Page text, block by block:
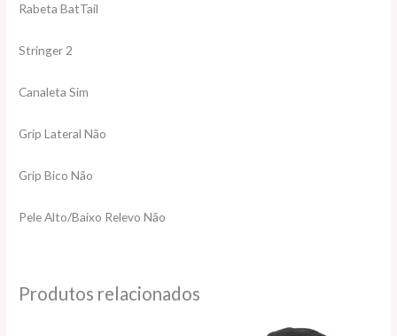
Rabeta BatTail
Stringer 2
Canaleta Sim
Grip Lateral Não
Grip Bico Não
Pele Alto/Baixo Relevo Não
Produtos relacionados